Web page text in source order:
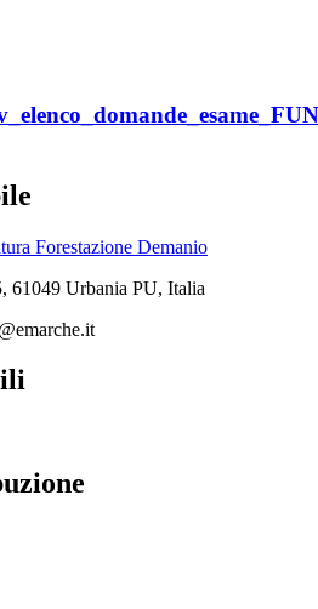
Forestazione Demanio
61049 Urbania PU, Italia